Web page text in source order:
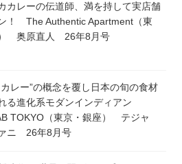
カレーの伝道師、満を持して実店舗
！ The Authentic Apartment（東
奥原直人 26年8月号
レー”の概念を覆し日本の旬の食材
る進化系モダンインディアン
TOKYO（東京・銀座） テジャ
ニ 26年8月号